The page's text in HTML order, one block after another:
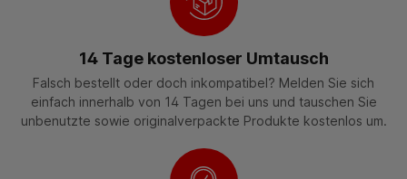
14 Tage kostenloser Umtausch
Falsch bestellt oder doch inkompatibel? Melden Sie sich
einfach innerhalb von 14 Tagen bei uns und tauschen Sie
unbenutzte sowie originalverpackte Produkte kostenlos um.